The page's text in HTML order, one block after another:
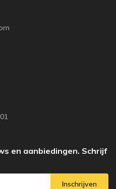
en aanbiedingen. Schrijf
Inschrijven